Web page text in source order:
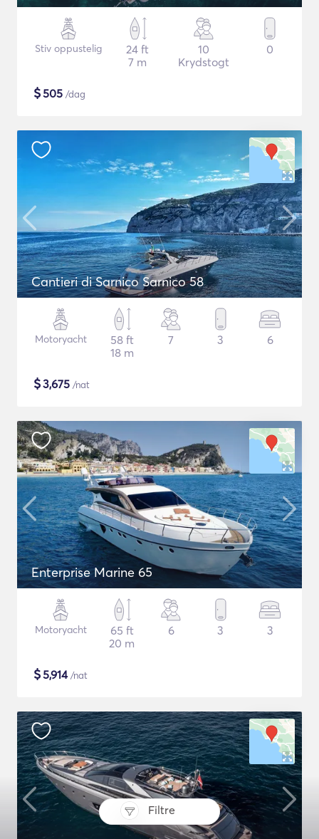
Filtre
Stiv oppustelig
24 ft
7 m
10
Krydstogt
0
$505 /dag
Cantieri di Sarnico Sarnico 58
Motoryacht
58 ft
18 m
7 3 6
$3,675 /nat
Enterprise Marine 65
Motoryacht
65 ft
20 m
6 3 3
$5,914/nat